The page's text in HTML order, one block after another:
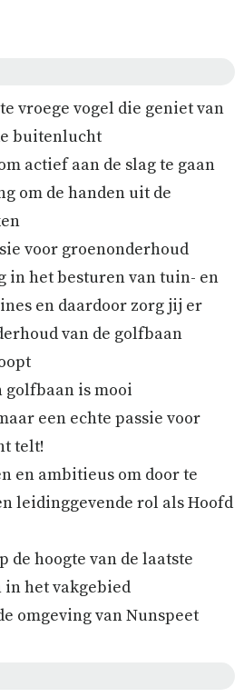
vroege vogel die geniet van
buitenlucht
actief aan de slag te gaan
om de handen uit de
voor groenonderhoud
in het besturen van tuin- en
en daardoor zorg jij er
van de golfbaan
golfbaan is mooi
een echte passie voor
telt!
en ambitieus om door te
leidinggevende rol als Hoofd
de hoogte van de laatste
het vakgebied
omgeving van Nunspeet